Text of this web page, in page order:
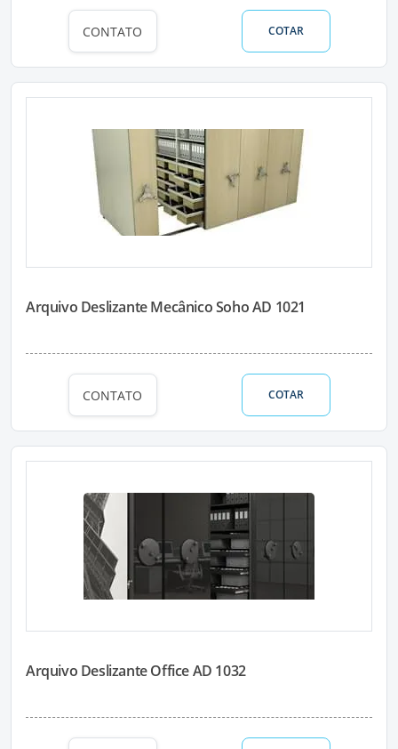
CONTATO COTAR
Arquivo Deslizante Mecânico Soho AD 1021
CONTATO COTAR
Arquivo Deslizante Office AD 1032